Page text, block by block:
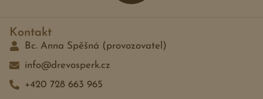
Kontakt
Bc. Anna Spěšná (provozovatel)
info@drevosperk.cz
+420 728 663 965